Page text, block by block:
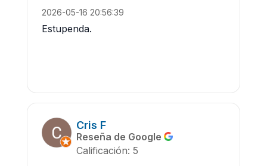
2026-05-16 20:56:39
Estupenda.
Cris F
Reseña de Google
Calificación: 5